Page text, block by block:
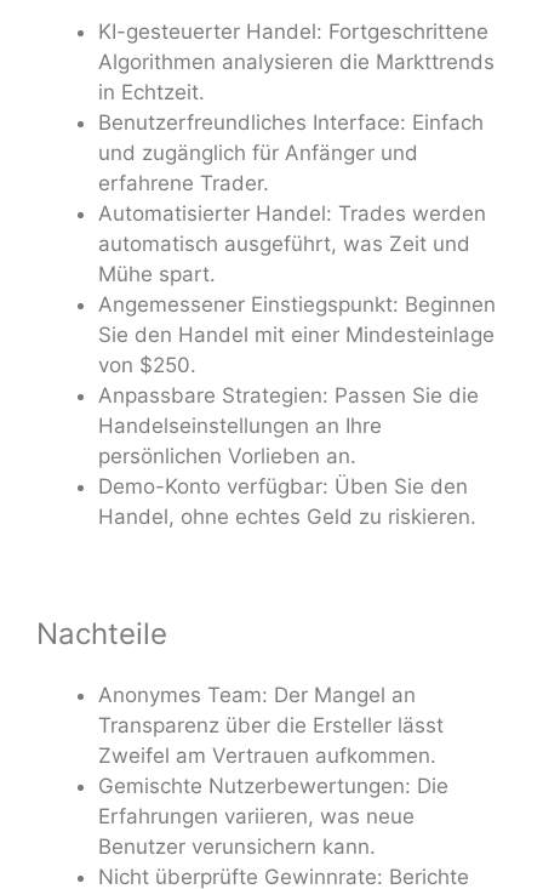
KI-gesteuerter Handel: Fortgeschrittene
Algorithmen analysieren die Markttrends
in Echtzeit.
Benutzerfreundliches Interface: Einfach
und zugänglich für Anfänger und
erfahrene Trader.
Automatisierter Handel: Trades werden
automatisch ausgeführt, was Zeit und
Mühe spart.
Angemessener Einstiegspunkt: Beginnen
Sie den Handel mit einer Mindesteinlage
von $250.
Anpassbare Strategien: Passen Sie die
Handelseinstellungen an Ihre
persönlichen Vorlieben an.
Demo-Konto verfügbar: Üben Sie den
Handel, ohne echtes Geld zu riskieren.
Nachteile
Anonymes Team: Der Mangel an
Transparenz über die Ersteller lässt
Zweifel am Vertrauen aufkommen.
Gemischte Nutzerbewertungen: Die
Erfahrungen variieren, was neue
Benutzer verunsichern kann.
Nicht überprüfte Gewinnrate: Berichte